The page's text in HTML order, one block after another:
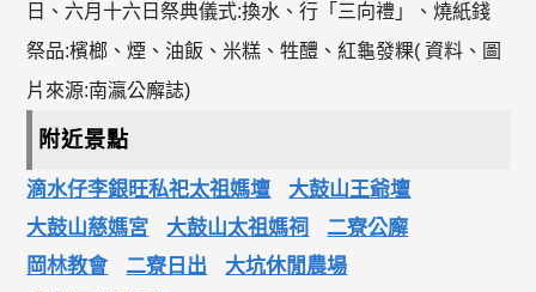
日、六月十六日祭典儀式:換水、行「三向禮」、燒紙錢
祭品:檳榔、煙、油飯、米糕、牲醴、紅龜發粿( 資料、圖
片來源:南瀛公廨誌)
附近景點
滴水仔李銀旺私祀太祖媽壇
大鼓山王爺壇
大鼓山慈媽宮
大鼓山太祖媽祠
二寮公廨
岡林教會
二寮日出
大坑休閒農場